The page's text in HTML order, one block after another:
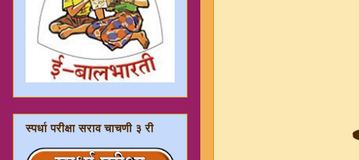
स्पर्धा परीक्षा सराव चाचणी ३ री